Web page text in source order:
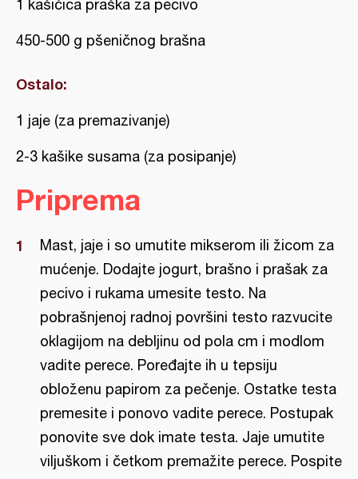
1 kašičica praška za pecivo
450-500 g pšeničnog brašna
Ostalo:
1 jaje (za premazivanje)
2-3 kašike susama (za posipanje)
Priprema
Mast, jaje i so umutite mikserom ili žicom za
mućenje. Dodajte jogurt, brašno i prašak za
pecivo i rukama umesite testo. Na
pobrašnjenoj radnoj površini testo razvucite
oklagijom na debljinu od pola cm i modlom
vadite perece. Poređajte ih u tepsiju
obloženu papirom za pečenje. Ostatke testa
premesite i ponovo vadite perece. Postupak
ponovite sve dok imate testa. Jaje umutite
viljuškom i četkom premažite perece. Pospite